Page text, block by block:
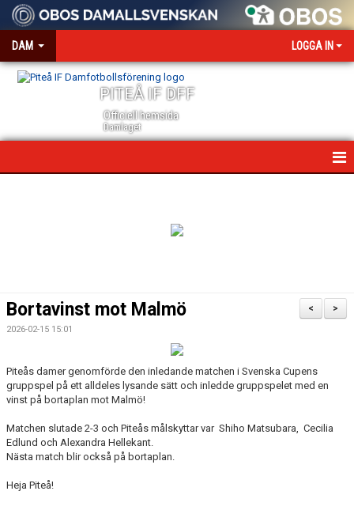
DAM LOGGA IN
PITEÅ IF DFF
Officiell hemsida
Damlaget
KALENDER
MATCHER & SERIETABELL
>
<
Bortavinst mot Malmö
2026-02-15 15:01
Piteås damer genomförde den inledande matchen i Svenska Cupens
gruppspel på ett alldeles lysande sätt och inledde gruppspelet med en
vinst på bortaplan mot Malmö!
Matchen slutade 2-3 och Piteås målskyttar var Shiho Matsubara, Cecilia
Edlund och Alexandra Hellekant.
Nästa match blir också på bortaplan.
Heja Piteå!